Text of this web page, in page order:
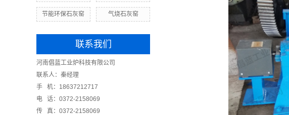
节能环保石灰窑 气烧石灰窑
联系我们
河南倡蓝工业炉科技有限公司
联系人：秦经理
手 机：18637212717
电 话：0372-2158069
传 真：0372-2158069